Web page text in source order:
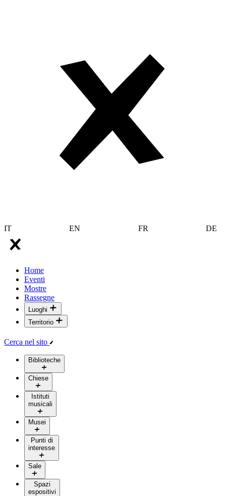
IT EN FR DE
Home
Eventi
Mostre
Rassegne
Luoghi
Territorio
Cerca nel sito
Biblioteche
Chiese
Istituti
musicali
Musei
Punti di
interesse
Sale
Spazi
espositivi